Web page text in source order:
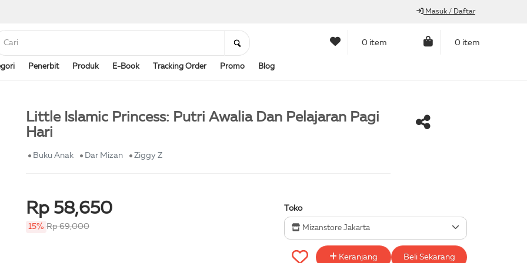
Masuk / Daftar
0 item 0 item
Penerbit Produk E-Book Tracking Order Promo Blog
Little Islamic Princess: Putri Awalia Dan Pelajaran Pagi
Hari
Buku Anak Dar Mizan Ziggy Z
Rp 58,650
15% Rp 69,000
Toko
Mizanstore Jakarta
Keranjang Beli Sekarang